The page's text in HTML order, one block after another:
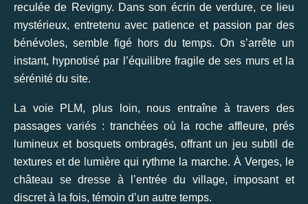
reculée de Revigny. Dans son écrin de verdure, ce lieu
mystérieux, entretenu avec patience et passion par des
bénévoles, semble figé hors du temps. On s’arrête un
instant, hypnotisé par l’équilibre fragile de ses murs et la
sérénité du site.
La voie PLM, plus loin, nous entraîne à travers des
passages variés : tranchées où la roche affleure, prés
lumineux et bosquets ombragés, offrant un jeu subtil de
textures et de lumière qui rythme la marche. À Verges, le
château se dresse à l’entrée du village, imposant et
discret à la fois, témoin d’un autre temps.